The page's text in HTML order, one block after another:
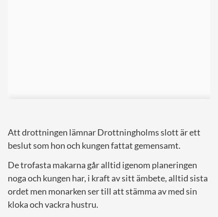
Att drottningen lämnar Drottningholms slott är ett
beslut som hon och kungen fattat gemensamt.
De trofasta makarna går alltid igenom planeringen
noga och kungen har, i kraft av sitt ämbete, alltid sista
ordet men monarken ser till att stämma av med sin
kloka och vackra hustru.